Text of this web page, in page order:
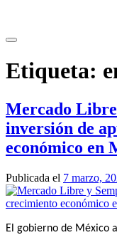
contenido
Etiqueta:
Mercado
inversión de
económico en
Publicada el 7 marzo,
El gobierno de México